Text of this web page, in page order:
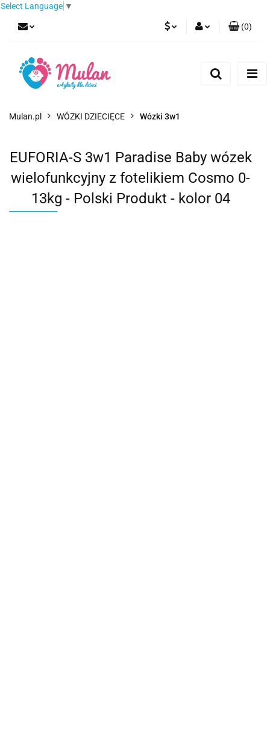
Select Language ▼
(0)
Mulan.pl WÓZKI DZIECIĘCE Wózki 3w1
EUFORIA-S 3w1 Paradise Baby wózek
wielofunkcyjny z fotelikiem Cosmo 0-
13kg - Polski Produkt - kolor 04